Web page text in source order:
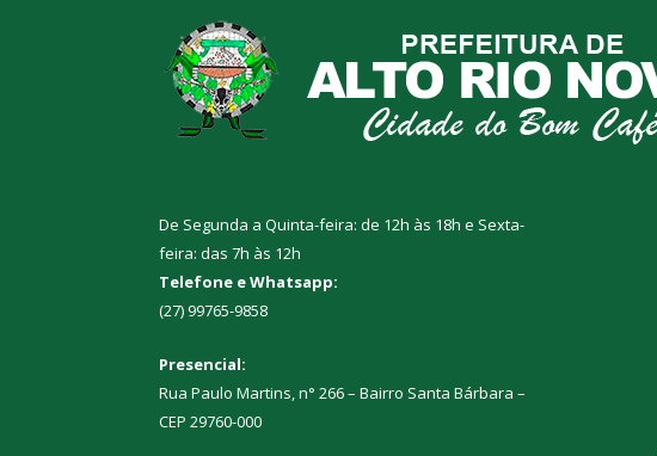
De Segunda a Quinta-feira: de 12h às 18h e Sexta-
feira: das 7h às 12h
Telefone e Whatsapp:
(27) 99765-9858
Presencial:
Rua Paulo Martins, n° 266 – Bairro Santa Bárbara –
CEP 29760-000